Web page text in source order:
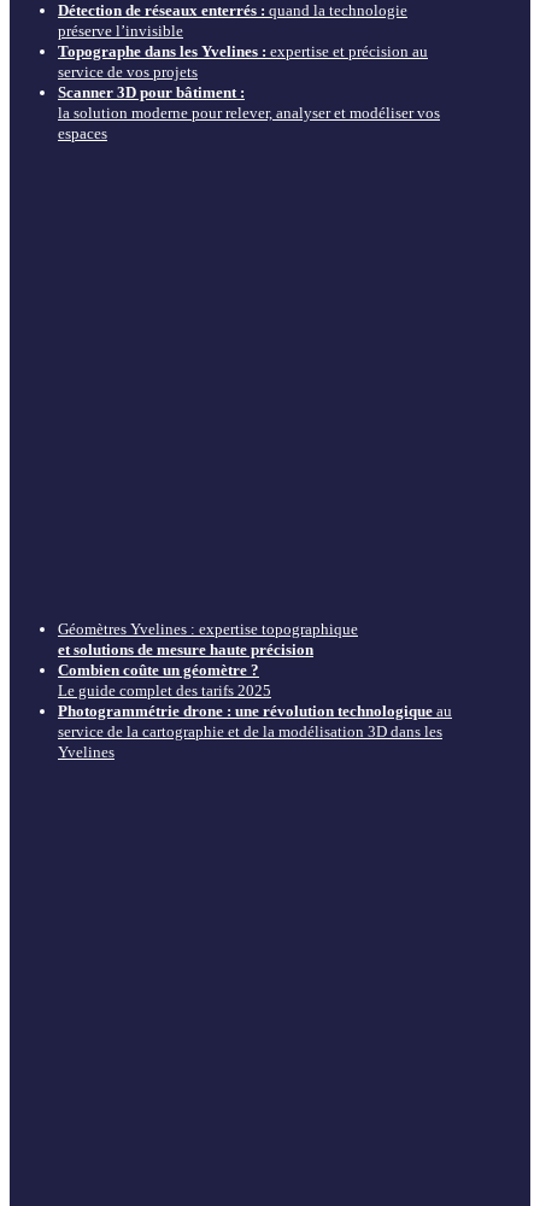
Détection de réseaux enterrés : quand la technologie
préserve l’invisible
Topographe dans les Yvelines : expertise et précision au
service de vos projets
Scanner 3D pour bâtiment :
la solution moderne pour relever, analyser et modéliser vos
espaces
Géomètres Yvelines : expertise topographique
et solutions de mesure haute précision
Combien coûte un géomètre ?
Le guide complet des tarifs 2025
Photogrammétrie drone : une révolution technologique au
service de la cartographie et de la modélisation 3D dans les
Yvelines